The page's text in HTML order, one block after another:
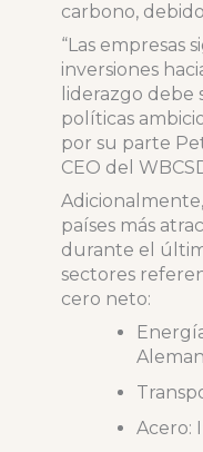
carbono,
“Las empresas
inversiones
liderazgo debe
políticas
por su parte
CEO del
países más
durante el
sectores
cero neto:
Acero: